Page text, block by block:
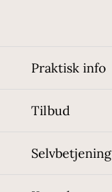
Praktisk info
Tilbud
Selvbetjening